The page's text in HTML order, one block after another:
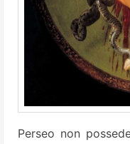
Perseo non